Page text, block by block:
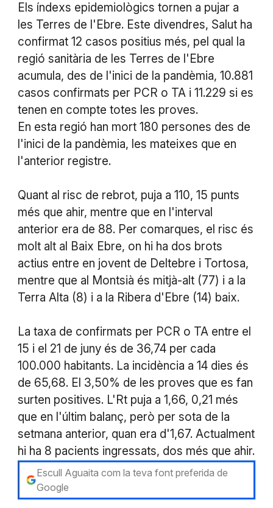
Els índexs epidemiològics tornen a pujar a
les Terres de l'Ebre. Este divendres, Salut ha
confirmat 12 casos positius més, pel qual la
regió sanitària de les Terres de l'Ebre
acumula, des de l'inici de la pandèmia, 10.881
casos confirmats per PCR o TA i 11.229 si es
tenen en compte totes les proves.
En esta regió han mort 180 persones des de
l'inici de la pandèmia, les mateixes que en
l'anterior registre.
Quant al risc de rebrot, puja a 110, 15 punts
més que ahir, mentre que en l'interval
anterior era de 88. Per comarques, el risc és
molt alt al Baix Ebre, on hi ha dos brots
actius entre en jovent de Deltebre i Tortosa,
mentre que al Montsià és mitjà-alt (77) i a la
Terra Alta (8) i a la Ribera d'Ebre (14) baix.
La taxa de confirmats per PCR o TA entre el
15 i el 21 de juny és de 36,74 per cada
100.000 habitants. La incidència a 14 dies és
de 65,68. El 3,50% de les proves que es fan
surten positives. L'Rt puja a 1,66, 0,21 més
que en l'últim balanç, però per sota de la
setmana anterior, quan era d'1,67. Actualment
hi ha 8 pacients ingressats, dos més que ahir.
Escull Aguaita com la teva font preferida de
Google